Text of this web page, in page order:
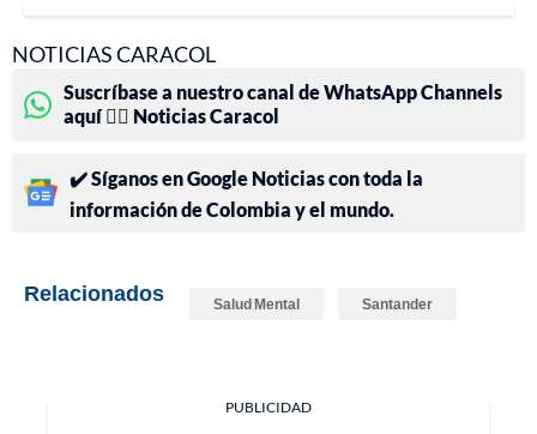
NOTICIAS CARACOL
Suscríbase a nuestro canal de WhatsApp Channels
aquí 👉🏻 Noticias Caracol
✔️ Síganos en Google Noticias con toda la
información de Colombia y el mundo.
Relacionados Salud Mental Santander
PUBLICIDAD